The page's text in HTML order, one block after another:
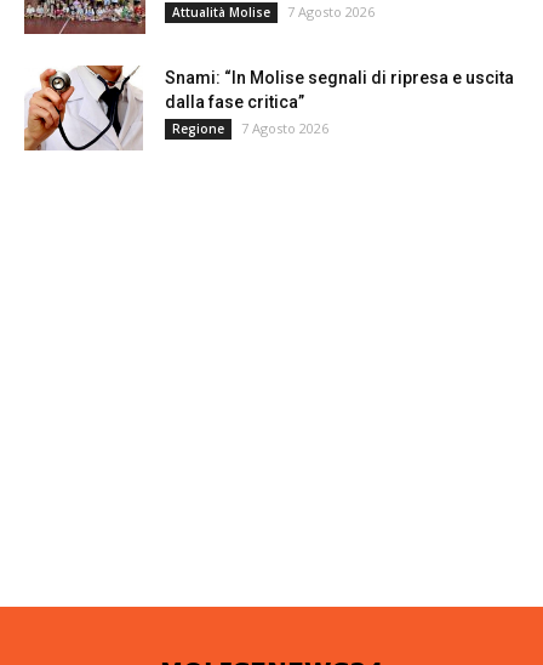
Attualità Molise 7 Agosto 2026
Snami: “In Molise segnali di ripresa e uscita
dalla fase critica”
Regione 7 Agosto 2026